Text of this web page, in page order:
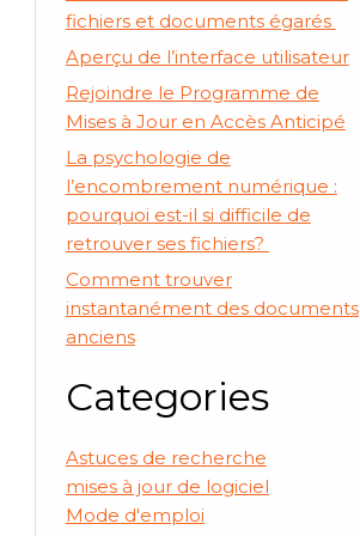
fichiers et documents égarés
Aperçu de l’interface utilisateur
Rejoindre le Programme de
Mises à Jour en Accès Anticipé
La psychologie de
l’encombrement numérique :
pourquoi est-il si difficile de
retrouver ses fichiers?
Comment trouver
instantanément des documents
anciens
Categories
Astuces de recherche
mises à jour de logiciel
Mode d'emploi